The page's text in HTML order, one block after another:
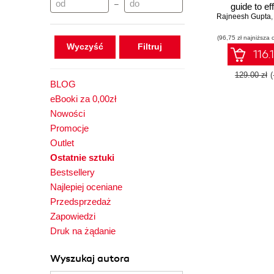
–
Wyczyść
BLOG
eBooki za 0,00zł
Nowości
Promocje
Outlet
Ostatnie sztuki
Bestsellery
Najlepiej oceniane
Przedsprzedaż
Zapowiedzi
Druk na żądanie
Wyszukaj autora
guide to
enterprise
cases in
Rajneesh Gupta,
(96,75 zł najniższa
129.00 zł